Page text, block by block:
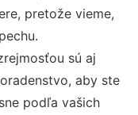
pretože vieme,
sú aj
aby ste
podľa vašich